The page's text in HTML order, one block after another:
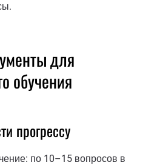
для
обучения
прогрессу
по 10–15 вопросов в